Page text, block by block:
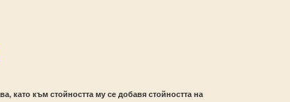
като към стойността му се добавя стойността на